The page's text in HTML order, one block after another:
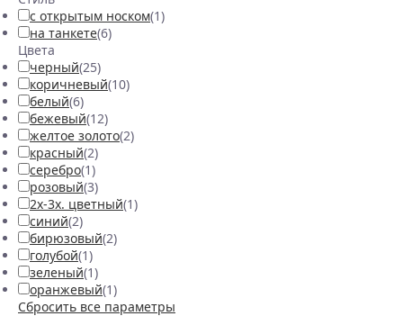
с открытым носком(1)
на танкете(6)
Цвета
черный(25)
коричневый(10)
белый(6)
бежевый(12)
желтое золото(2)
красный(2)
серебро(1)
розовый(3)
2х-3х. цветный(1)
синий(2)
бирюзовый(2)
голубой(1)
зеленый(1)
оранжевый(1)
Сбросить все параметры